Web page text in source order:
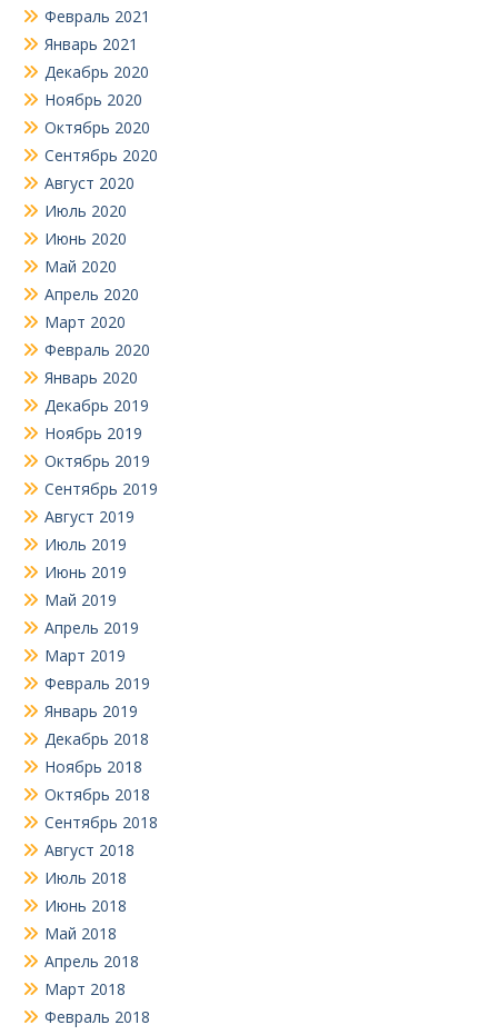
Февраль 2021
Январь 2021
Декабрь 2020
Ноябрь 2020
Октябрь 2020
Сентябрь 2020
Август 2020
Июль 2020
Июнь 2020
Май 2020
Апрель 2020
Март 2020
Февраль 2020
Январь 2020
Декабрь 2019
Ноябрь 2019
Октябрь 2019
Сентябрь 2019
Август 2019
Июль 2019
Июнь 2019
Май 2019
Апрель 2019
Март 2019
Февраль 2019
Январь 2019
Декабрь 2018
Ноябрь 2018
Октябрь 2018
Сентябрь 2018
Август 2018
Июль 2018
Июнь 2018
Май 2018
Апрель 2018
Март 2018
Февраль 2018